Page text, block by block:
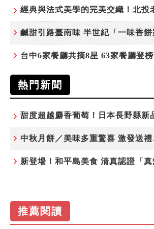
台中6家餐廳共摘8星 63家餐廳登
熱門新聞
推薦閱讀